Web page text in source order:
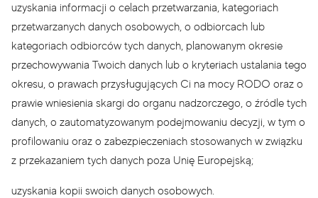
uzyskania informacji o celach przetwarzania, kategoriach
przetwarzanych danych osobowych, o odbiorcach lub
kategoriach odbiorców tych danych, planowanym okresie
przechowywania Twoich danych lub o kryteriach ustalania tego
okresu, o prawach przysługujących Ci na mocy RODO oraz o
prawie wniesienia skargi do organu nadzorczego, o źródle tych
danych, o zautomatyzowanym podejmowaniu decyzji, w tym o
profilowaniu oraz o zabezpieczeniach stosowanych w związku
z przekazaniem tych danych poza Unię Europejską;
uzyskania kopii swoich danych osobowych.